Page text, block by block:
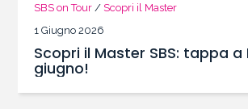
SBS on Tour / Scopri il Master
1 Giugno 2026
Scopri il Master SBS: tappa a
giugno!